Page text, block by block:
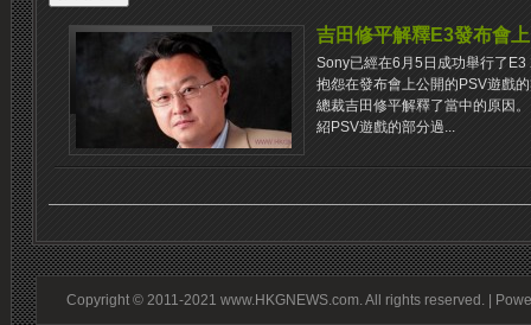
吉田修平解釋E3發布會
Sony已經在6月5日成功舉行了
抱怨在發布會上公開的PSV遊戲
總裁吉田修平解釋了當中的原因
紹PSV遊戲的部分過...
Copyright © 2011-2021 www.HKGNEWS.com. All rights reserved. |